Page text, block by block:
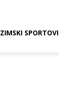
ZIMSKI SPORTOVI